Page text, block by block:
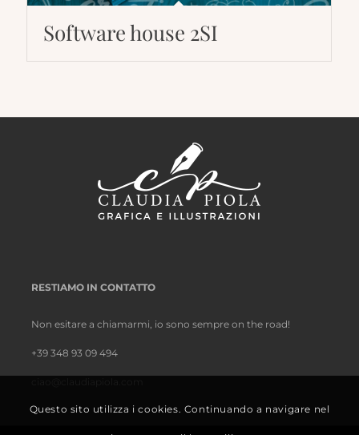
Software house 2SI
RESTIAMO IN CONTATTO
Non esitare a chiamarmi, io sono sempre on the road!
+39 348 93 09 494
Questo sito utilizza i cookies. Continuando a navigare nel